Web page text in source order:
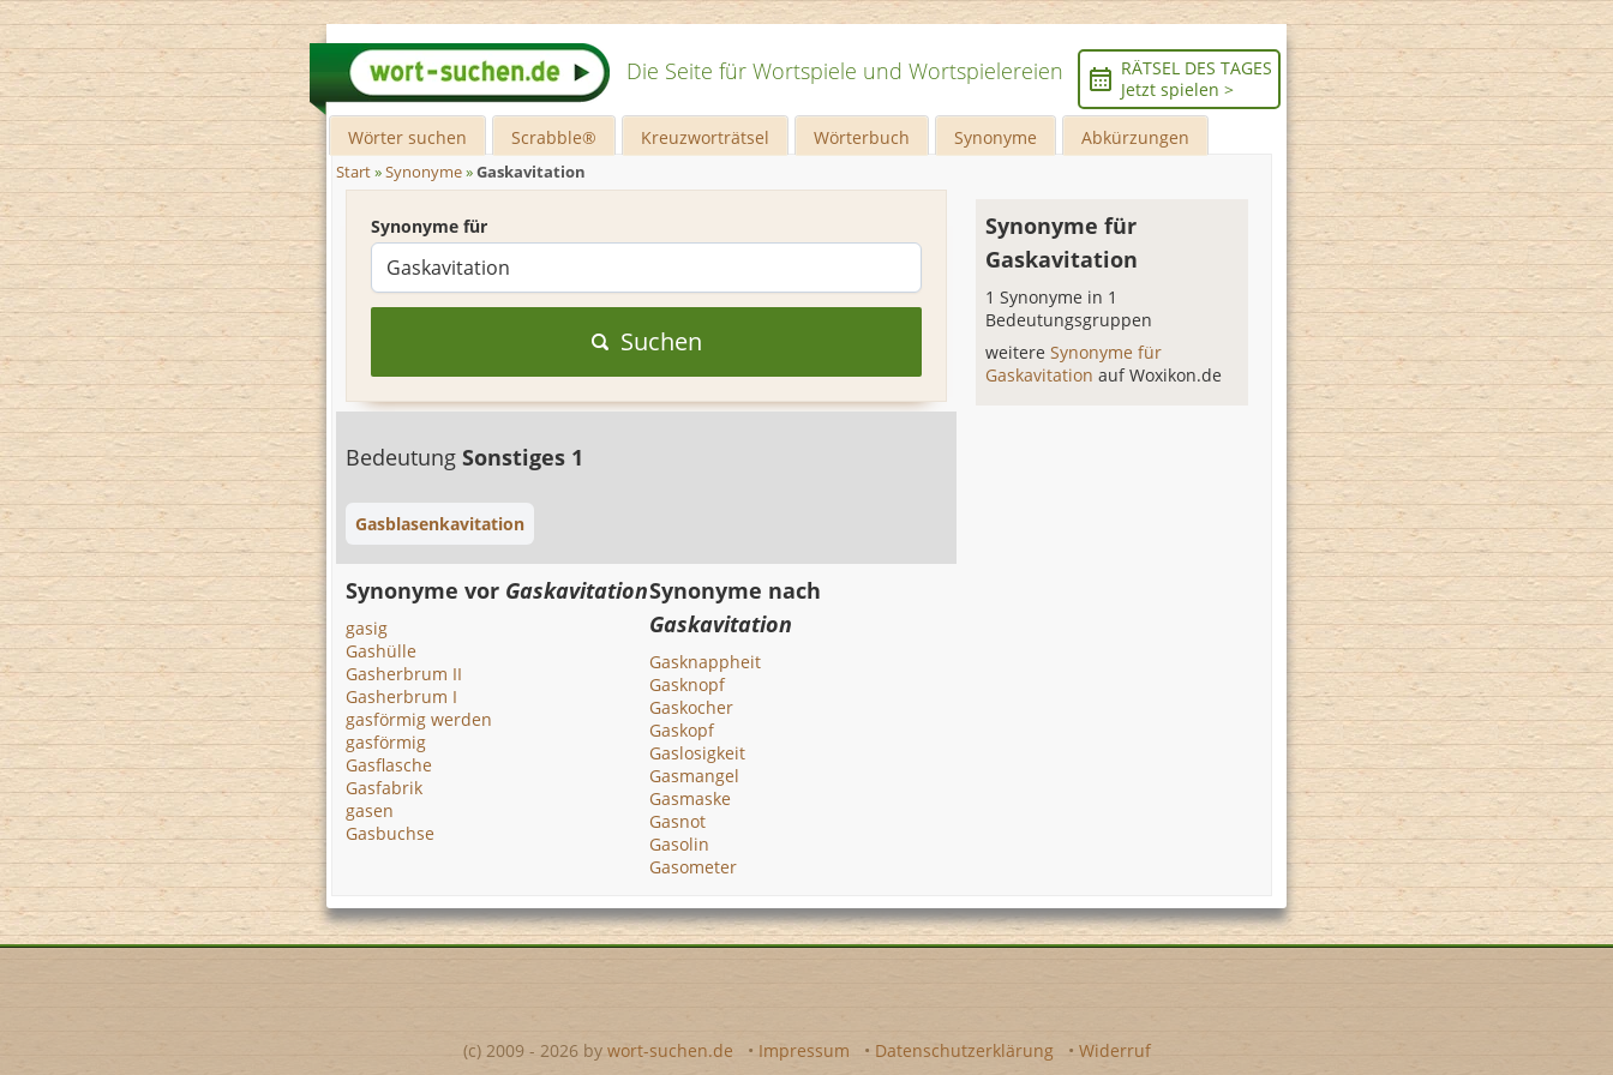
Die Seite für Wortspiele und Wortspielereien
RÄTSEL DES TAGES
Jetzt spielen >
Wörter suchen Scrabble® Kreuzworträtsel Wörterbuch Synonyme Abkürzungen
Start»Synonyme»Gaskavitation
Synonyme für
Suchen
Bedeutung Sonstiges 1
Gasblasenkavitation
Synonyme für
Gaskavitation
1 Synonyme in 1
Bedeutungsgruppen
weitereSynonyme für
Gaskavitationauf Woxikon.de
Synonyme vor Gaskavitation
gasig
Gashülle
Gasherbrum II
Gasherbrum I
gasförmig werden
gasförmig
Gasflasche
Gasfabrik
gasen
Gasbuchse
Synonyme nach
Gaskavitation
Gasknappheit
Gasknopf
Gaskocher
Gaskopf
Gaslosigkeit
Gasmangel
Gasmaske
Gasnot
Gasolin
Gasometer
(c) 2009 - 2026 by wort-suchen.de • Impressum • Datenschutzerklärung • Widerruf